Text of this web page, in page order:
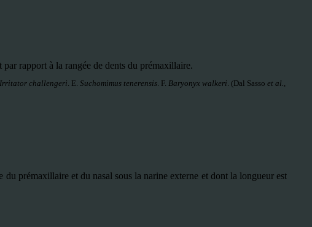
rapport à la rangée de dents du prémaxillaire.
Irritator challengeri. E. Suchomimus tenerensis. F. Baryonyx walkeri. (Dal Sasso et al.,
du prémaxillaire et du nasal sous la narine externe et dont la longueur est